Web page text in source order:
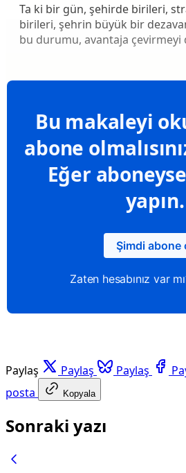
Ta ki bir gün, şehirde birileri,
birileri, şehrin büyük bir
bu durumu, avantaja çevirmeyi
Bu makaleyi
abone
Eğer
yapın.
Şimdi abone
Zaten hesabınız var
Paylaş Paylaş Paylaş
posta
Kopyala
Sonraki yazı